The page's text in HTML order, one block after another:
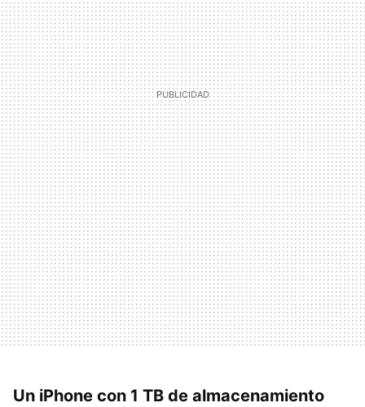
Un iPhone con 1 TB de almacenamiento